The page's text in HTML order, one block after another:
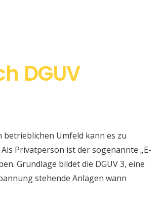
DGUV
betrieblichen Umfeld kann es zu
Privatperson ist der sogenannte „E-
Grundlage bildet die DGUV 3, eine
stehende Anlagen wann